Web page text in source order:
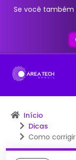
Se você também
Início
Dicas
Como